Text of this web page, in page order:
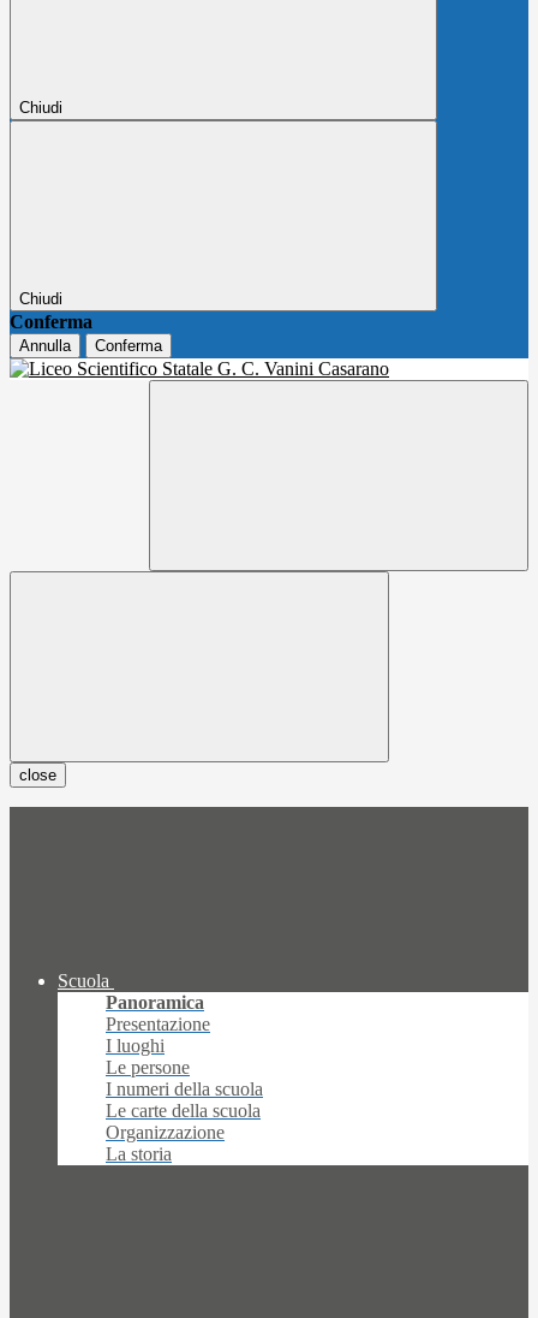
Chiudi
Chiudi
Conferma
Annulla Conferma
close
Scuola
Panoramica
Presentazione
I luoghi
Le persone
I numeri della scuola
Le carte della scuola
Organizzazione
La storia